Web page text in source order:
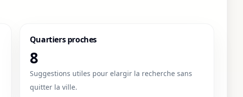
Quartiers proches
8
Suggestions utiles pour elargir la recherche sans
quitter la ville.